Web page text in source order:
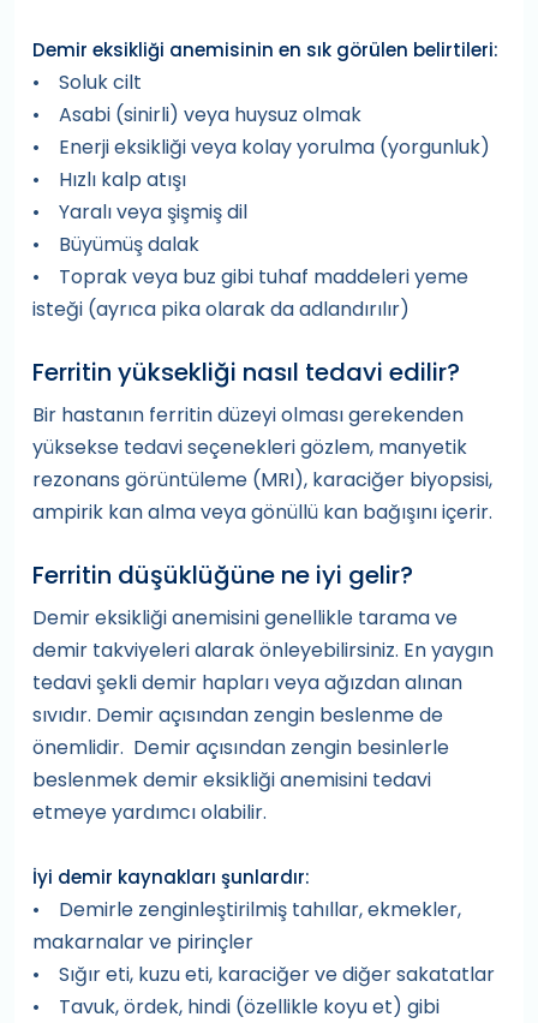
Demir eksikliği anemisinin en sık görülen belirtileri:
• Soluk cilt
• Asabi (sinirli) veya huysuz olmak
• Enerji eksikliği veya kolay yorulma (yorgunluk)
• Hızlı kalp atışı
• Yaralı veya şişmiş dil
• Büyümüş dalak
• Toprak veya buz gibi tuhaf maddeleri yeme
isteği (ayrıca pika olarak da adlandırılır)
Ferritin yüksekliği nasıl tedavi edilir?
Bir hastanın ferritin düzeyi olması gerekenden
yüksekse tedavi seçenekleri gözlem, manyetik
rezonans görüntüleme (MRI), karaciğer biyopsisi,
ampirik kan alma veya gönüllü kan bağışını içerir.
Ferritin düşüklüğüne ne iyi gelir?
Demir eksikliği anemisini genellikle tarama ve
demir takviyeleri alarak önleyebilirsiniz. En yaygın
tedavi şekli demir hapları veya ağızdan alınan
sıvıdır. Demir açısından zengin beslenme de
önemlidir. Demir açısından zengin besinlerle
beslenmek demir eksikliği anemisini tedavi
etmeye yardımcı olabilir.
İyi demir kaynakları şunlardır:
• Demirle zenginleştirilmiş tahıllar, ekmekler,
makarnalar ve pirinçler
• Sığır eti, kuzu eti, karaciğer ve diğer sakatatlar
• Tavuk, ördek, hindi (özellikle koyu et) gibi